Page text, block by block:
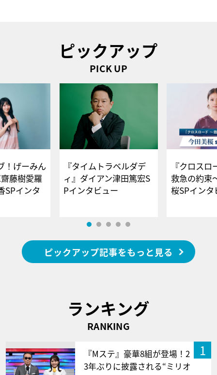
ピックアップ
PICK UP
！げーみん
藤樹愛羅
SPインタ
『タイムトラベルダデ
ィ』ダイアン津田篤宏S
Pインタビュー
『クロス
救急の約束
桜SPイ
ピックアップ記事をもっと見る
ランキング
RANKING
1
『Mステ』豪華8組が登場！2
3年ぶりに披露される“ミリオ